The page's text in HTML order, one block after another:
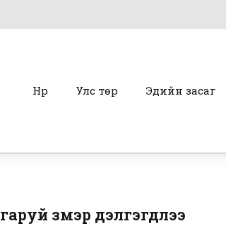
Нүүр Улс төр Эдийн засаг
үзмэр дэлгэгдлээ